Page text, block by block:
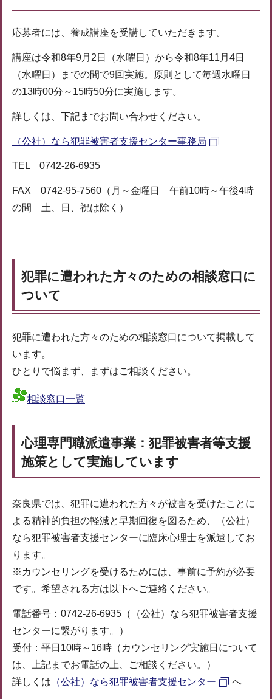
応募者には、養成講座を受講していただきます。
講座は令和8年9月2日（水曜日）から令和8年11月4日
（水曜日）までの間で9回実施。原則として毎週水曜日
の13時00分～15時50分に実施します。
詳しくは、下記までお問い合わせください。
（公社）なら犯罪被害者支援センター事務局
TEL 0742-26-6935
FAX 0742-95-7560（月～金曜日 午前10時～午後4時
の間 土、日、祝は除く）
犯罪に遭われた方々のための相談窓口に
ついて
犯罪に遭われた方々のための相談窓口について掲載して
います。
ひとりで悩まず、まずはご相談ください。
相談窓口一覧
心理専門職派遣事業：犯罪被害者等支援
施策として実施しています
奈良県では、犯罪に遭われた方々が被害を受けたことに
よる精神的負担の軽減と早期回復を図るため、（公社）
なら犯罪被害者支援センターに臨床心理士を派遣してお
ります。
※カウンセリングを受けるためには、事前に予約が必要
です。希望される方は以下へご連絡ください。
電話番号：0742-26-6935（（公社）なら犯罪被害者支援
センターに繋がります。）
受付：平日10時～16時（カウンセリング実施日について
は、上記までお電話の上、ご相談ください。）
詳しくは （公社）なら犯罪被害者支援センター へ